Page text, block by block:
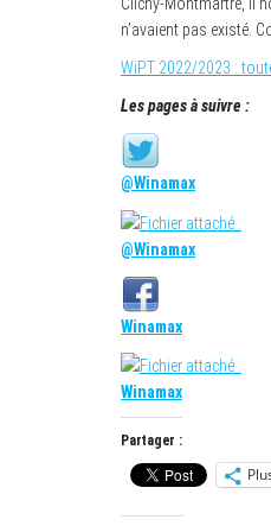
Clichy-Montmartre, il
n’avaient pas existé.
WiPT 2022/2023 :
Les pages à suivre :
@Winamax
@Winamax
Winamax
Winamax
Partager :